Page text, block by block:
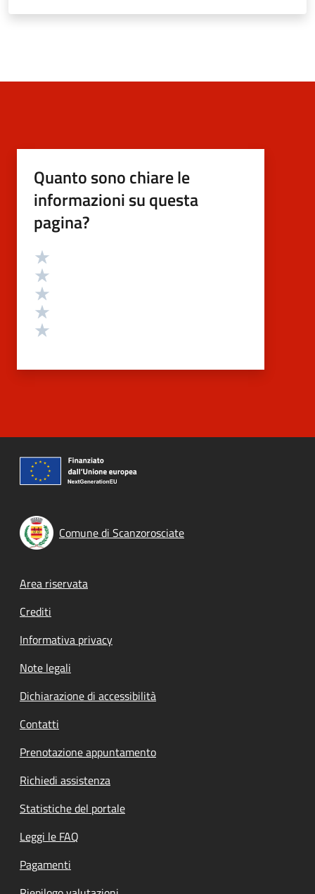
Quanto sono chiare le
informazioni su questa
pagina?
Valutazione
Comune di Scanzorosciate
Footer menu
Area riservata
Crediti
Informativa privacy
Note legali
Dichiarazione di accessibilità
Contatti
Prenotazione appuntamento
Richiedi assistenza
Statistiche del portale
Leggi le FAQ
Pagamenti